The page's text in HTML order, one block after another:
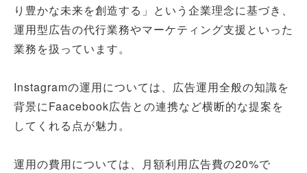
り豊かな未来を創造する」という企業理念に基づき、
運用型広告の代行業務やマーケティング支援といった
業務を扱っています。
Instagramの運用については、広告運用全般の知識を
背景にFaacebook広告との連携など横断的な提案を
してくれる点が魅力。
運用の費用については、月額利用広告費の20%で